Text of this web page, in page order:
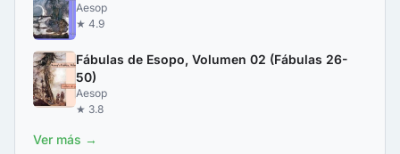
Aesop
★ 4.9
Fábulas de Esopo, Volumen 02 (Fábulas 26-
50)
Aesop
★ 3.8
Ver más →